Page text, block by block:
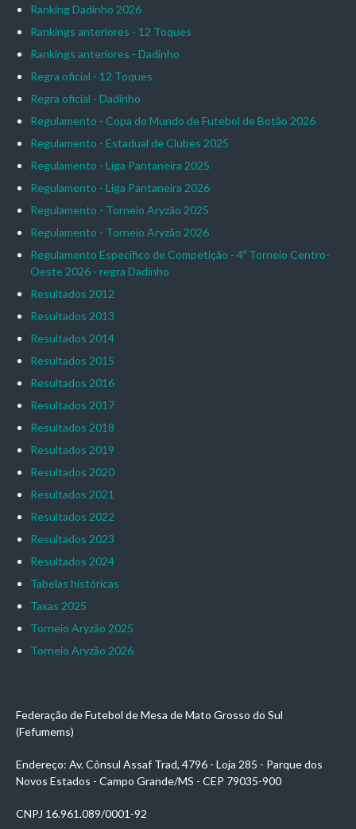
Ranking Dadinho 2026
Rankings anteriores - 12 Toques
Rankings anteriores - Dadinho
Regra oficial - 12 Toques
Regra oficial - Dadinho
Regulamento - Copa do Mundo de Futebol de Botão 2026
Regulamento - Estadual de Clubes 2025
Regulamento - Liga Pantaneira 2025
Regulamento - Liga Pantaneira 2026
Regulamento - Torneio Aryzão 2025
Regulamento - Torneio Aryzão 2026
Regulamento Específico de Competição - 4º Torneio Centro-
Oeste 2026 - regra Dadinho
Resultados 2012
Resultados 2013
Resultados 2014
Resultados 2015
Resultados 2016
Resultados 2017
Resultados 2018
Resultados 2019
Resultados 2020
Resultados 2021
Resultados 2022
Resultados 2023
Resultados 2024
Tabelas históricas
Taxas 2025
Torneio Aryzão 2025
Torneio Aryzão 2026
Federação de Futebol de Mesa de Mato Grosso do Sul
(Fefumems)
Endereço: Av. Cônsul Assaf Trad, 4796 - Loja 285 - Parque dos
Novos Estados - Campo Grande/MS - CEP 79035-900
CNPJ 16.961.089/0001-92